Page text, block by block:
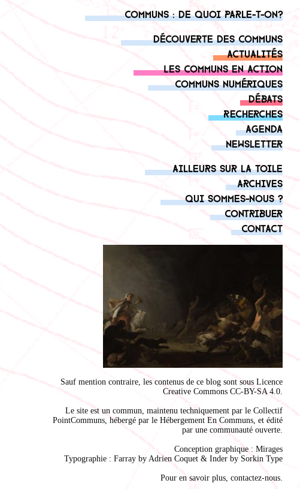
Communs : de quoi parle-t-on?
Découverte des communs
Actualités
Les communs en action
Communs numériques
Débats
Recherches
Agenda
Newsletter
Ailleurs sur la toile
Archives
Qui sommes-nous ?
Contribuer
Contact
Sauf mention contraire, les contenus de ce blog sont sous Licence
Creative Commons CC-BY-SA 4.0.
Le site est un commun, maintenu techniquement par le Collectif
PointCommuns, hébergé par le Hébergement En Communs, et édité
par une communauté ouverte.
Conception graphique : Mirages
Typographie : Farray by Adrien Coquet & Inder by Sorkin Type
Pour en savoir plus, contactez-nous.